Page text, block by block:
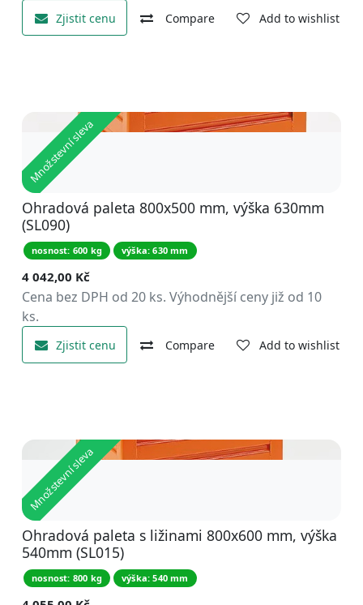
Zjistit cenu Compare Add to wishlist
Množstevní sleva
Ohradová paleta 800x500 mm, výška 630mm
(SL090)
nosnost: 600 kg výška: 630 mm
4 042,00 Kč
Cena bez DPH od 20 ks. Výhodnější ceny již od 10
ks.
Zjistit cenu Compare Add to wishlist
Množstevní sleva
Ohradová paleta s ližinami 800x600 mm, výška
540mm (SL015)
nosnost: 800 kg výška: 540 mm